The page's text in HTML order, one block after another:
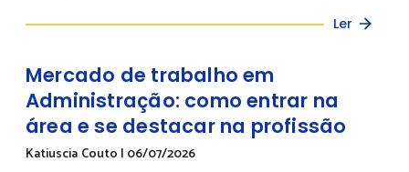
Ler
Mercado de trabalho em
Administração: como entrar na
área e se destacar na profissão
Katiuscia Couto | 06/07/2026